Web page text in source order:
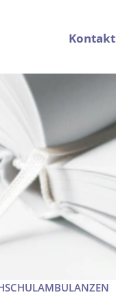
Kontakt